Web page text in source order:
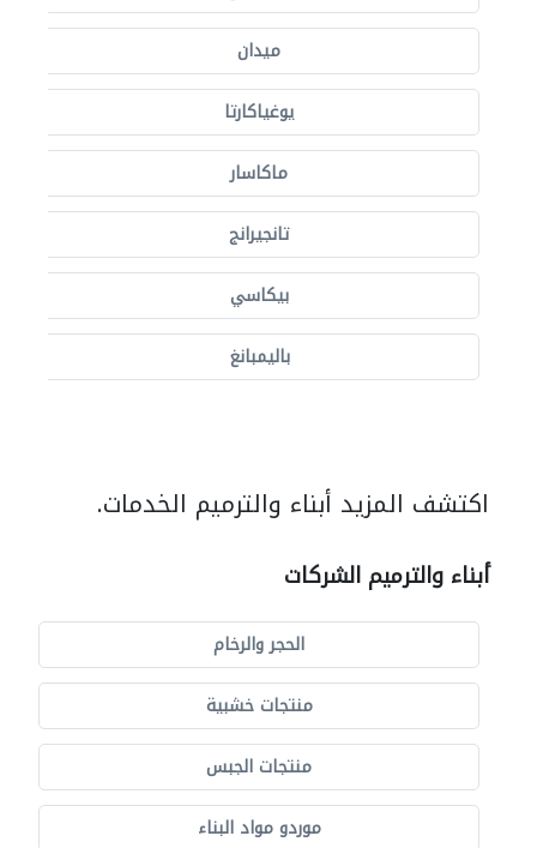
ميدان
يوغياكارتا
ماكاسار
تانجيرانج
بيكاسي
باليمبانغ
اكتشف المزيد أبناء والترميم الخدمات.
أبناء والترميم الشركات
الحجر والرخام
منتجات خشبية
منتجات الجبس
موردو مواد البناء